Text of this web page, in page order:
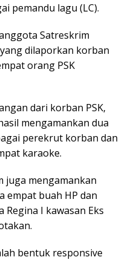
pemandu lagu (LC).
Satreskrim
dilaporkan korban
orang PSK
dari korban PSK,
mengamankan dua
perekrut korban dan
karaoke.
juga mengamankan
empat buah HP dan
I kawasan Eks
bentuk responsive